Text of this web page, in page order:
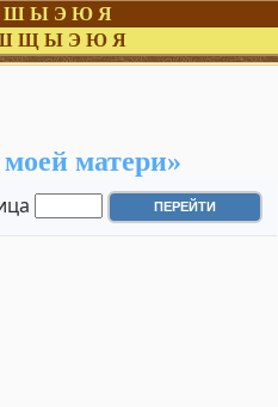
Ш Ы Э Ю Я
Щ Ы Э Ю Я
матери»